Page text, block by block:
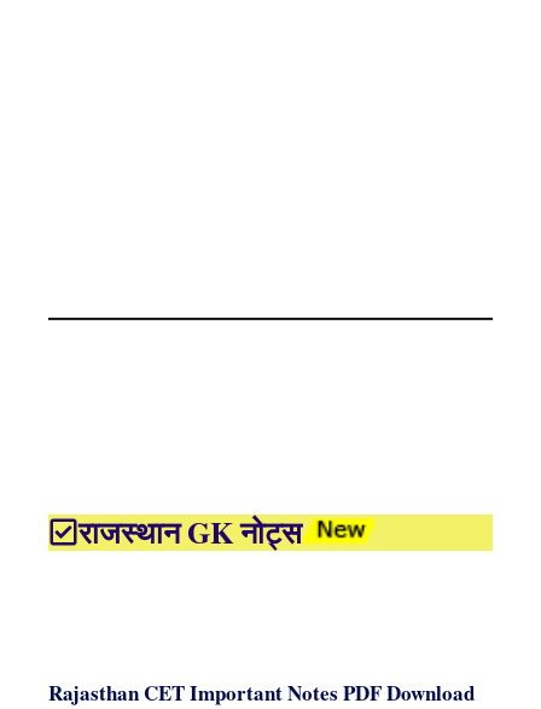
राजस्थान GK नोट्स
Rajasthan CET Important Notes PDF Download